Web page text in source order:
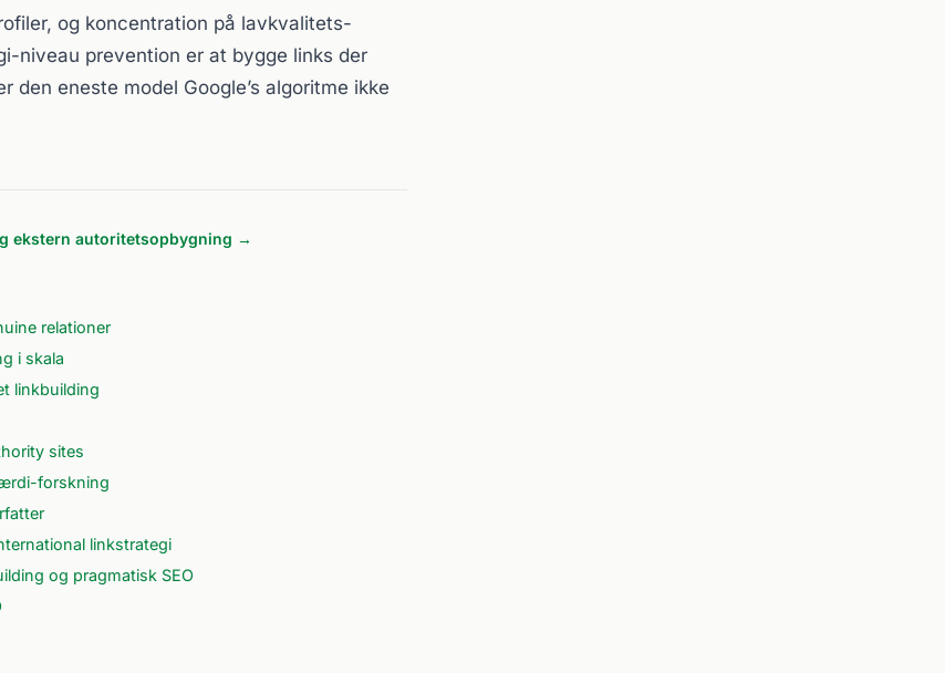
og koncentration på lavkvalitets-
niveau prevention er at bygge links der
eneste model Google’s algoritme ikke
ekstern autoritetsopbygning →
relationer
i skala
linkbuilding
sites
forskning
linkstrategi
og pragmatisk SEO